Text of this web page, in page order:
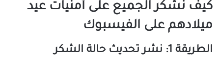
كيف نشكر الجميع على أمنيات عيد
ميلادهم على الفيسبوك
الطريقة 1: نشر تحديث حالة الشكر